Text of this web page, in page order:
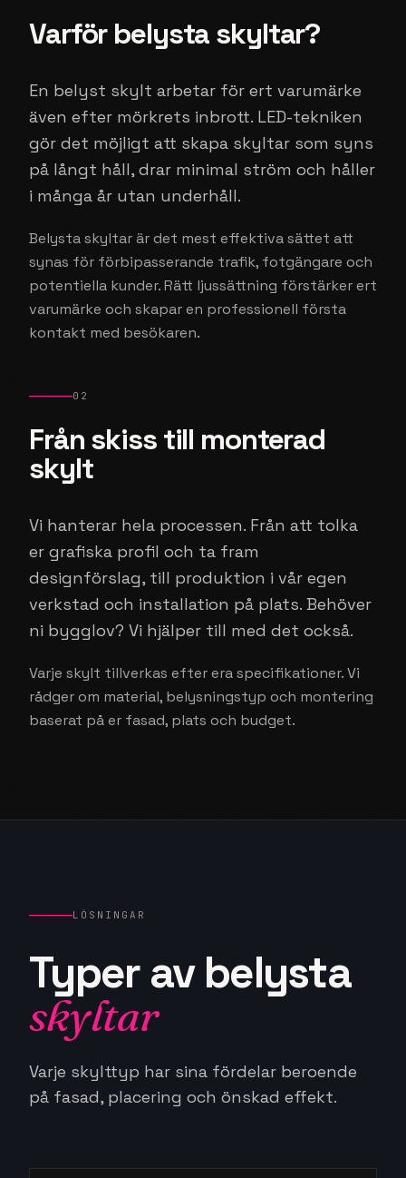
Varför belysta skyltar?
En belyst skylt arbetar för ert varumärke
även efter mörkrets inbrott. LED-tekniken
gör det möjligt att skapa skyltar som syns
på långt håll, drar minimal ström och håller
i många år utan underhåll.
Belysta skyltar är det mest effektiva sättet att
synas för förbipasserande trafik, fotgängare och
potentiella kunder. Rätt ljussättning förstärker ert
varumärke och skapar en professionell första
kontakt med besökaren.
02
Från skiss till monterad
skylt
Vi hanterar hela processen. Från att tolka
er grafiska profil och ta fram
designförslag, till produktion i vår egen
verkstad och installation på plats. Behöver
ni bygglov? Vi hjälper till med det också.
Varje skylt tillverkas efter era specifikationer. Vi
rådger om material, belysningstyp och montering
baserat på er fasad, plats och budget.
LÖSNINGAR
Typer av belysta
skyltar
Varje skylttyp har sina fördelar beroende
på fasad, placering och önskad effekt.